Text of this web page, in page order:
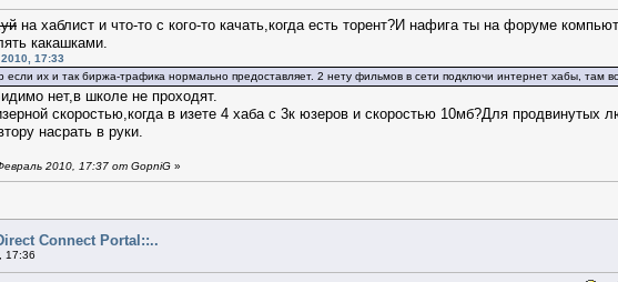
на хаблист и что-то с кого-то качать,когда есть торент?И нафига ты на форуме
какашками.
17:33
их и так биржа-трафика нормально предоставляет. 2 нету фильмов в сети подключи интернет хабы, там
нет,в школе не проходят.
скоростью,когда в изете 4 хаба с 3к юзеров и скоростью 10мб?Для продвинутых
насрать в руки.
2010, 17:37 от GopniG »
Connect Portal::..
17:36